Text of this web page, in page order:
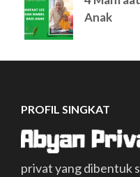
Anak
PROFIL SINGKAT
privat yang dibentuk